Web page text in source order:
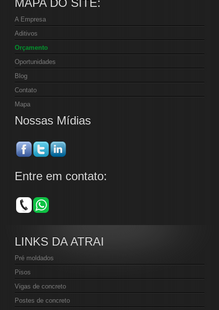
A Empresa
Aditivos
Orçamento
Oportunidades
Blog
Contato
Mapa
Nossas Mídias
Entre em contato:
LINKS DA ATRAI
Pré moldados
Pisos
Vigas de concreto
Postes de concreto